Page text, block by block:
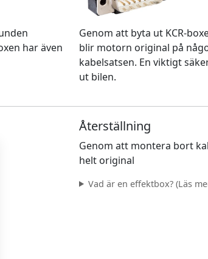
har även
Genom att byta ut KCR-
blir motorn original på
kabelsatsen. En viktigt
ut bilen.
Återställning
Genom att montera bort
helt original
Vad är en effektbox? (Läs